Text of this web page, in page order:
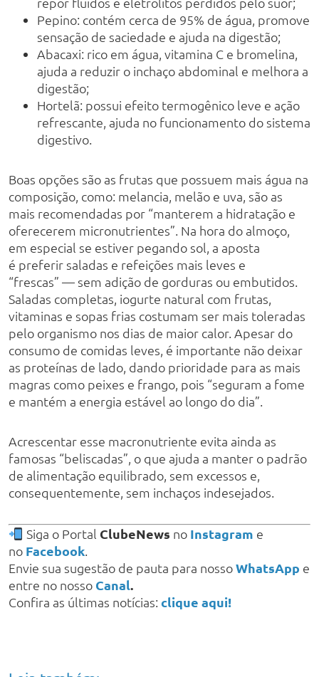
Pepino: contém cerca de 95% de água, promove
sensação de saciedade e ajuda na digestão;
Abacaxi: rico em água, vitamina C e bromelina,
ajuda a reduzir o inchaço abdominal e melhora a
digestão;
Hortelã: possui efeito termogênico leve e ação
refrescante, ajuda no funcionamento do sistema
digestivo.
Boas opções são as frutas que possuem mais água na
composição, como: melancia, melão e uva, são as
mais recomendadas por “manterem a hidratação e
oferecerem micronutrientes”. Na hora do almoço,
em especial se estiver pegando sol, a aposta
é preferir saladas e refeições mais leves e
“frescas” — sem adição de gorduras ou embutidos.
Saladas completas, iogurte natural com frutas,
vitaminas e sopas frias costumam ser mais toleradas
pelo organismo nos dias de maior calor. Apesar do
consumo de comidas leves, é importante não deixar
as proteínas de lado, dando prioridade para as mais
magras como peixes e frango, pois “seguram a fome
e mantém a energia estável ao longo do dia”.
Acrescentar esse macronutriente evita ainda as
famosas “beliscadas”, o que ajuda a manter o padrão
de alimentação equilibrado, sem excessos e,
consequentemente, sem inchaços indesejados.
Siga o Portal ClubeNews no Instagram e
no Facebook.
Envie sua sugestão de pauta para nossoWhatsApp e
entre no nosso Canal.
Confira as últimas notícias: clique aqui!